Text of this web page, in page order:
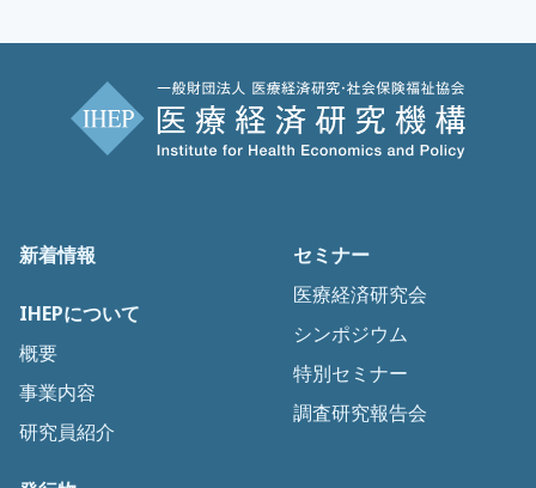
新着情報
IHEPについて
概要
事業内容
研究員紹介
セミナー
医療経済研究会
シンポジウム
特別セミナー
調査研究報告会